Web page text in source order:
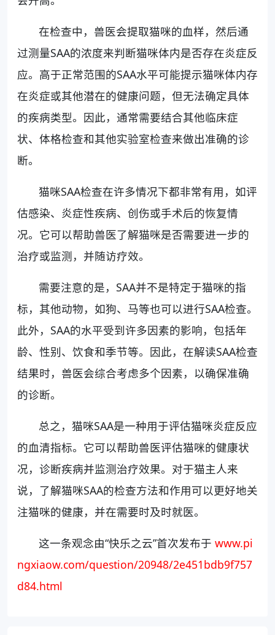
在检查中，兽医会提取猫咪的血样，然后通
过测量SAA的浓度来判断猫咪体内是否存在炎症反
应。高于正常范围的SAA水平可能提示猫咪体内存
在炎症或其他潜在的健康问题，但无法确定具体
的疾病类型。因此，通常需要结合其他临床症
状、体格检查和其他实验室检查来做出准确的诊
断。
猫咪SAA检查在许多情况下都非常有用，如评
估感染、炎症性疾病、创伤或手术后的恢复情
况。它可以帮助兽医了解猫咪是否需要进一步的
治疗或监测，并随访疗效。
需要注意的是，SAA并不是特定于猫咪的指
标，其他动物，如狗、马等也可以进行SAA检查。
此外，SAA的水平受到许多因素的影响，包括年
龄、性别、饮食和季节等。因此，在解读SAA检查
结果时，兽医会综合考虑多个因素，以确保准确
的诊断。
总之，猫咪SAA是一种用于评估猫咪炎症反应
的血清指标。它可以帮助兽医评估猫咪的健康状
况，诊断疾病并监测治疗效果。对于猫主人来
说，了解猫咪SAA的检查方法和作用可以更好地关
注猫咪的健康，并在需要时及时就医。
这一条观念由“快乐之云”首次发布于www.pi
ngxiaow.com/question/20948/2e451bdb9f757
d84.html